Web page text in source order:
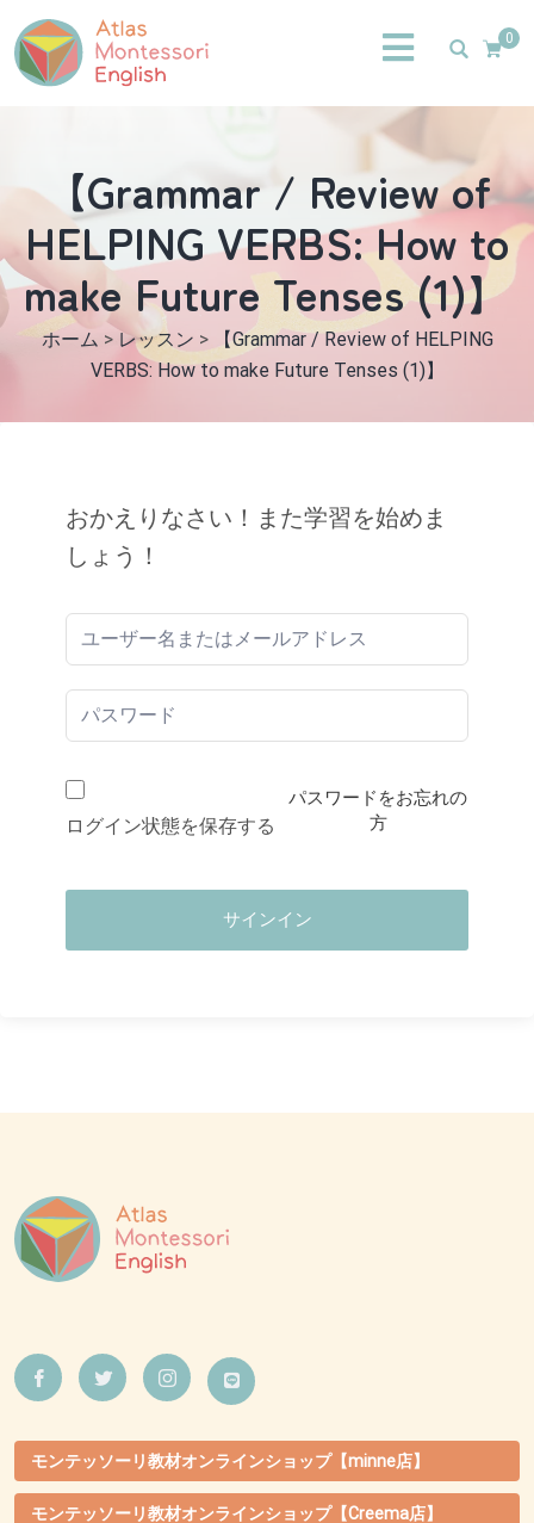
0
【Grammar / Review of
HELPING VERBS: How to
make Future Tenses (1)】
ホーム > レッスン >
【Grammar / Review of HELPING
VERBS: How to make Future Tenses (1)】
おかえりなさい！また学習を始めま
しょう！
ログイン状態を保存する
パスワードをお忘れの
方
サインイン
モンテッソーリ教材オンラインショップ【minne店】
モンテッソーリ教材オンラインショップ【Creema店】